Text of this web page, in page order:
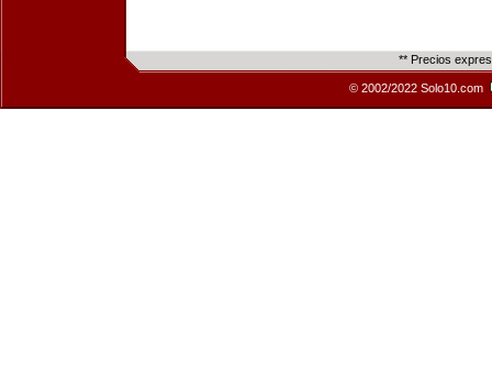
** Precios
© 2002/2022 Solo10.com